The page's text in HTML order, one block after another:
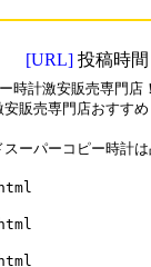
[URL] 投稿時間
時計激安販売専門店！
販売専門店おすすめ
ーパーコピー時計